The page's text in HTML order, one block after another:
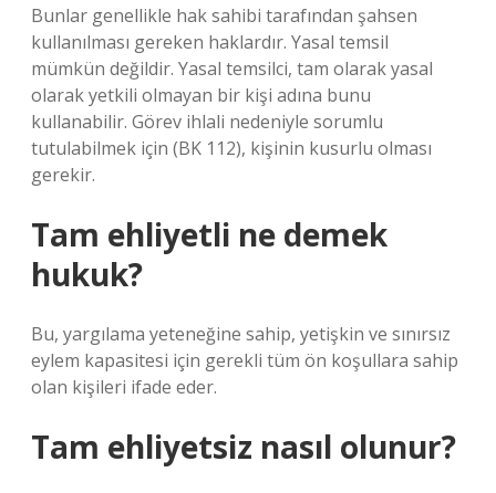
Bunlar genellikle hak sahibi tarafından şahsen
kullanılması gereken haklardır. Yasal temsil
mümkün değildir. Yasal temsilci, tam olarak yasal
olarak yetkili olmayan bir kişi adına bunu
kullanabilir. Görev ihlali nedeniyle sorumlu
tutulabilmek için (BK 112), kişinin kusurlu olması
gerekir.
Tam ehliyetli ne demek
hukuk?
Bu, yargılama yeteneğine sahip, yetişkin ve sınırsız
eylem kapasitesi için gerekli tüm ön koşullara sahip
olan kişileri ifade eder.
Tam ehliyetsiz nasıl olunur?